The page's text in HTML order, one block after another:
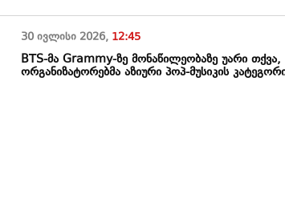
30 ივლისი 2026, 12:45
BTS-მა ​Grammy-ზე მონაწილეობაზე უარი თქვა,
ორგანიზატორებმა აზიური პოპ-მუსიკის